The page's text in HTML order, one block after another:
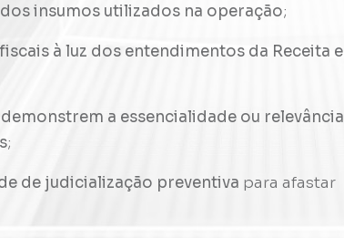
insumos utilizados na operação;
à luz dos entendimentos da Receita e
a essencialidade ou relevância
;
de judicialização preventiva para afastar